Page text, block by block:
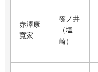
赤澤康
寬家
篠ノ井
（塩
崎）